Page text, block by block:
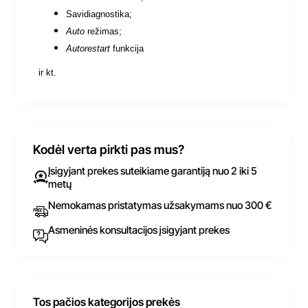
Savidiagnostika;
Auto režimas;
Autorestart funkcija
ir kt.
Kodėl verta pirkti pas mus?
Įsigyjant prekes suteikiame garantiją nuo 2 iki 5
metų
Nemokamas pristatymas užsakymams nuo 300 €
Asmeninės konsultacijos įsigyjant prekes
Tos pačios kategorijos prekės